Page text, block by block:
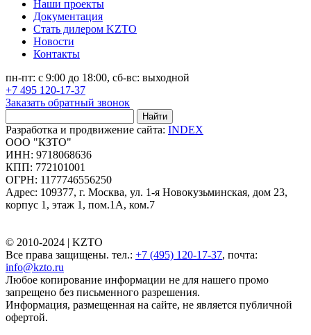
Наши проекты
Документация
Стать дилером KZTO
Новости
Контакты
пн-пт: с 9:00 до 18:00, сб-вс: выходной
+7 495 120-17-37
Заказать обратный звонок
Найти
Разработка и продвижение сайта: INDEX
ООО "КЗТО"
ИНН: 9718068636
КПП: 772101001
ОГРН: 1177746556250
Адрес: 109377, г. Москва, ул. 1-я Новокузьминская, дом 23,
корпус 1, этаж 1, пом.1А, ком.7
© 2010-2024 | KZTO
Все права защищены. тел.: +7 (495) 120-17-37, почта:
info@kzto.ru
Любое копирование информации не для нашего промо
запрещено без письменного разрешения.
Информация, размещенная на сайте, не является публичной
офертой.